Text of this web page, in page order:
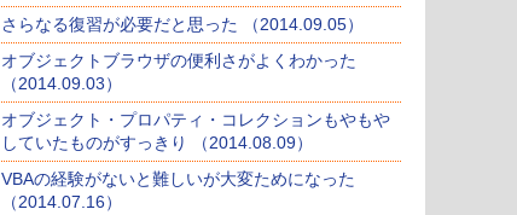
さらなる復習が必要だと思った （2014.09.05）
オブジェクトブラウザの便利さがよくわかった
（2014.09.03）
オブジェクト・プロパティ・コレクションもやもや
していたものがすっきり （2014.08.09）
VBAの経験がないと難しいが大変ためになった
（2014.07.16）